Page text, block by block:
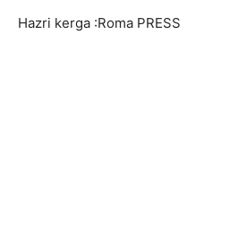
Hazri kerga :Roma PRESS